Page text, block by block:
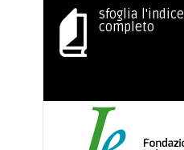
sfoglia l'indice
completo